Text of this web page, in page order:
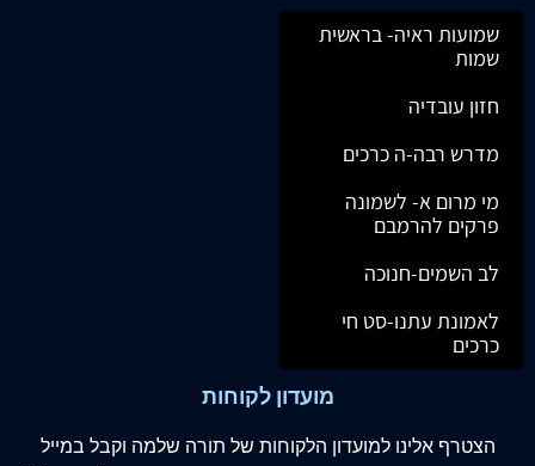
שמועות ראיה- בראשית
שמות
חזון עובדיה
מדרש רבה-ה כרכים
מי מרום א- לשמונה
פרקים להרמבם
לב השמים-חנוכה
לאמונת עתנו-סט חי
כרכים
מועדון לקוחות
הצטרף אלינו למועדון הלקוחות של תורה שלמה וקבל במייל